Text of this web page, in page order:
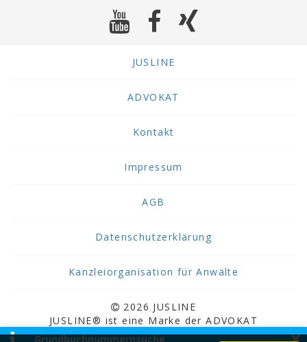
JUSLINE
ADVOKAT
Kontakt
Impressum
AGB
Datenschutzerklärung
Kanzleiorganisation für Anwälte
2026 JUSLINE
JUSLINE® ist eine Marke der ADVOKAT
Unternehmensberatung Greiter & Greiter GmbH.
Grundbuchnummernsuche